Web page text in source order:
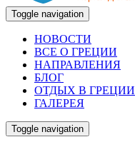
Toggle navigation
НОВОСТИ
ВСЕ О ГРЕЦИИ
НАПРАВЛЕНИЯ
БЛОГ
ОТДЫХ В ГРЕЦИИ
ГАЛЕРЕЯ
Toggle navigation